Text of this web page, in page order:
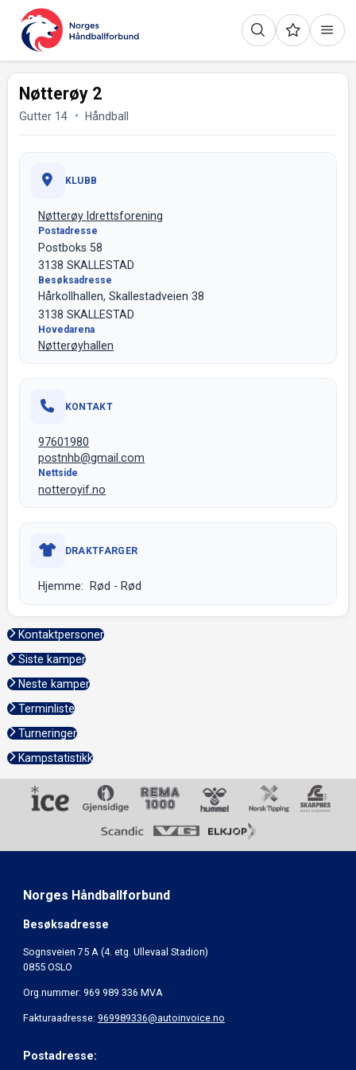
Nøtterøy 2
Gutter 14 Håndball
KLUBB
Nøtterøy Idrettsforening
Postadresse
Postboks 58
3138 SKALLESTAD
Besøksadresse
Hårkollhallen, Skallestadveien 38
3138 SKALLESTAD
Hovedarena
Nøtterøyhallen
KONTAKT
97601980
postnhb@gmail.com
Nettside
notteroyif.no
DRAKTFARGER
Hjemme: Rød - Rød
Kontaktpersoner
Siste kamper
Neste kamper
Terminliste
Turneringer
Kampstatistikk
Norges Håndballforbund
Besøksadresse
Sognsveien 75 A (4. etg. Ullevaal Stadion)
0855 OSLO
Org.nummer: 969 989 336 MVA
Fakturaadresse: 969989336@autoinvoice.no
Postadresse: